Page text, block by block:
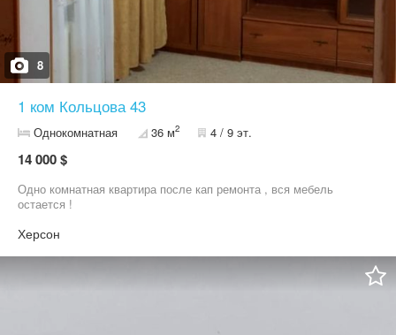
8
1 ком Кольцова 43
Однокомнатная 36 м2 4 / 9 эт.
14 000 $
Одно комнатная квартира после кап ремонта , вся мебель
остается !
Херсон